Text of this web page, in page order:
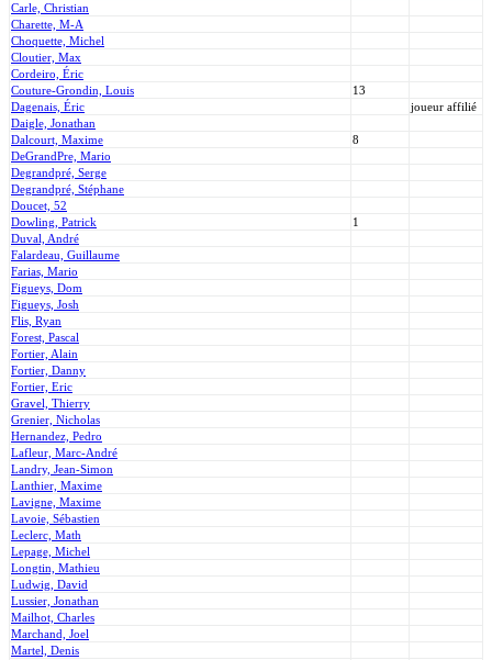
Carle, Christian
Charette, M-A
Choquette, Michel
Cloutier, Max
Cordeiro, Éric
Couture-Grondin, Louis
13
Dagenais, Éric
joueur affilié
Daigle, Jonathan
Dalcourt, Maxime
8
DeGrandPre, Mario
Degrandpré, Serge
Degrandpré, Stéphane
Doucet, 52
Dowling, Patrick
1
Duval, André
Falardeau, Guillaume
Farias, Mario
Figueys, Dom
Figueys, Josh
Flis, Ryan
Forest, Pascal
Fortier, Alain
Fortier, Danny
Fortier, Eric
Gravel, Thierry
Grenier, Nicholas
Hernandez, Pedro
Lafleur, Marc-André
Landry, Jean-Simon
Lanthier, Maxime
Lavigne, Maxime
Lavoie, Sébastien
Leclerc, Math
Lepage, Michel
Longtin, Mathieu
Ludwig, David
Lussier, Jonathan
Mailhot, Charles
Marchand, Joel
Martel, Denis